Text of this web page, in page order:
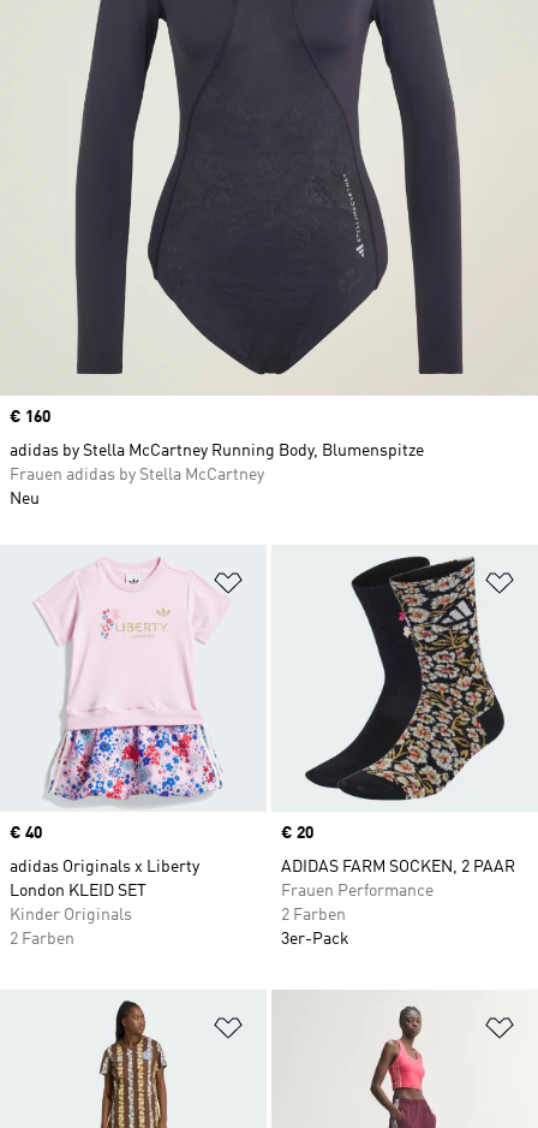
Zur Wunschliste hinzufügen
Price
€ 40
adidas Originals x Liberty
London KLEID SET
Kinder Originals
2 Farben
Price
€ 20
ADIDAS FARM SOCKEN, 2 PAAR
Frauen Performance
2 Farben
3er-Pack
Zur Wunschliste hinzufügen
Price
€ 160
adidas by Stella McCartney Running Body, Blumenspitze
Frauen adidas by Stella McCartney
Neu